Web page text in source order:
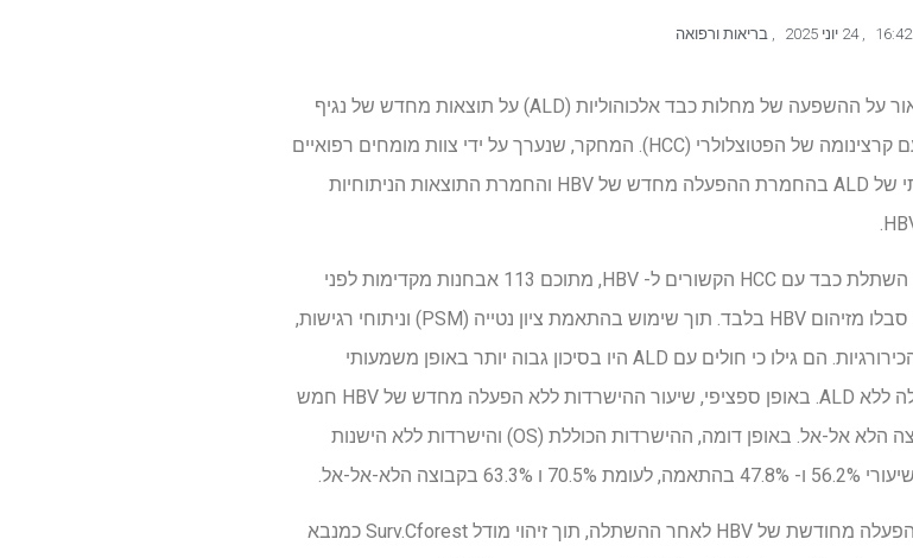
16:42
, 24 יוני 2025 , בריאות ורפואה
שופך אור על ההשפעה של מחלות כבד אלכוהוליות (ALD) על תוצאות מחדש של נגיף
הפטיטיס B (HBV) ותוצאות הישרדות בקרב חולים עם קרצינומה של הפטוצלולרי (HCC). המחקר, שנערך על ידי צוות מומחים רפואיים
ממוסדות שונים בסין, מדגיש את התפקיד המשמעותי של ALD בהחמרת ההפעלה מחדש של HBV והחמרת התוצאות הניתוחיות
המחקר ניתח רטרוספקטיבה קבוצה של 453 מקבלי השתלת כבד עם HCC הקשורים ל- HBV, מתוכם 113 אבחנות מקדימות לפני
ההשתלה של זיהום ALD ו- HBV, ואילו 340 הנותרים סבלו מזיהום HBV בלבד. תוך שימוש בהתאמת ציון נטייה (PSM) וניתוחי רגישות,
החוקרים העריכו את השפעת ה- ALD על התוצאות הכירורגיות. הם גילו כי חולים עם ALD היו בסיכון גבוה יותר באופן משמעותי
להפעלה מחדש של HBV וגרורות כבד בהשוואה לאלה ללא ALD. באופן ספציפי, שיעור ההישרדות ללא הפעלה מחדש של HBV חמש
שנים היה 74.9% בקבוצת ALD, לעומת 85.4% בקבוצה הלא אל-אל. באופן דומה, ההישרדות הכוללת (OS) והישרדות ללא הישנות
החוקרים השתמשו בגישה למידת מכונה כדי לחזות הפעלה מחודשת של HBV לאחר ההשתלה, תוך זיהוי מודל Surv.Cforest כמנבא